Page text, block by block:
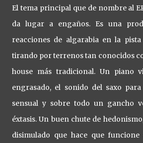
El tema principal que de nombre al
da lugar a engaños. Es una
reacciones de algarabia en la
tirando por terrenos tan conocidos
house más tradicional. Un piano
engrasado, el sonido del saxo
sensual y sobre todo un gancho
éxtasis. Un buen chute de
disimulado que hace que